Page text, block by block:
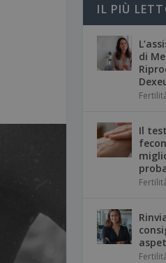
IL PIÙ
di
Il